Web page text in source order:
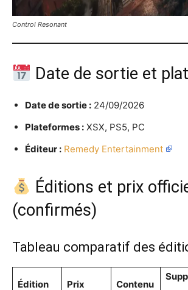
Control Resonant
Date de sortie et
Date de sortie : 24/09/2026
Plateformes : XSX, PS5, PC
Éditeur : Remedy Entertainment
Éditions et prix
(confirmés)
Tableau comparatif des
Édition Prix Contenu